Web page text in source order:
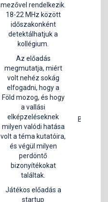
mezővel rendelkezik.
18-22 MHz között
időszakonként
detektálhatjuk a
kollégium.
Az előadás
megmutatja, miért
volt nehéz sokág
elfogadni, hogy a
Föld mozog, és hogy
a vallási
elképzeléseknek
milyen valódi hatása
volt a téma kutatóira,
és végül milyen
perdöntő
bizonyítékokat
találtak.
B1
Játékos előadás a
startup